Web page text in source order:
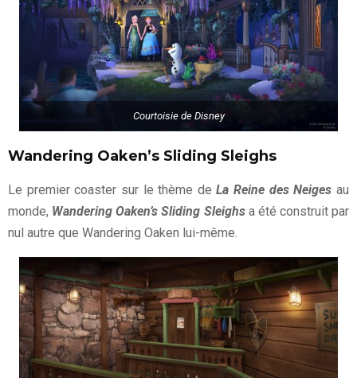
Courtoisie de Disney
Wandering Oaken’s Sliding Sleighs
Le premier coaster sur le thème deLa Reine des Neiges au
monde, Wandering Oaken’s Sliding Sleighs a été construit par
nul autre que Wandering Oaken lui-même.